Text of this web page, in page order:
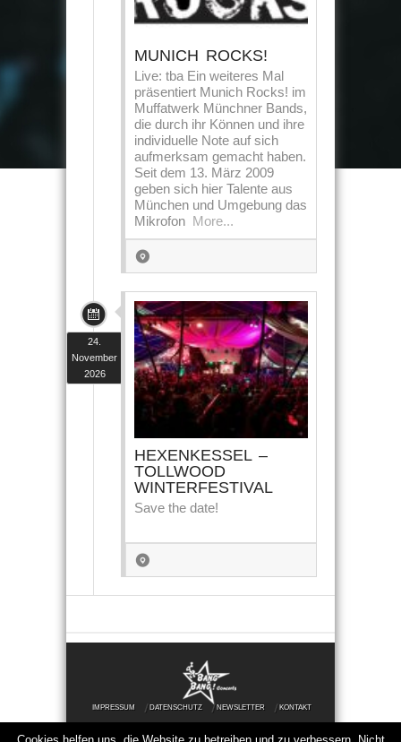
MUNICH ROCKS!
Live: tba Ein weiteres Mal
präsentiert Munich Rocks! im
Muffatwerk Münchner Bands,
die durch ihr Können und ihre
individuelle Note auf sich
aufmerksam gemacht haben.
Seit dem 13. März 2009
geben sich hier Talente aus
München und Umgebung das
Mikrofon More...
24.
November
2026
HEXENKESSEL –
TOLLWOOD
WINTERFESTIVAL
Save the date!
IMPRESSUM DATENSCHUTZ NEWSLETTER KONTAKT